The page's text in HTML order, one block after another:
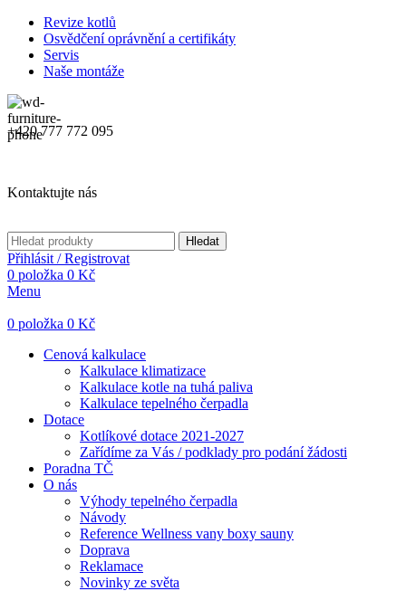
Revize kotlů
Osvědčení oprávnění a certifikáty
Servis
Naše montáže
+420 777 772 095
Kontaktujte nás
Hledat
Přihlásit / Registrovat
0 položka 0 Kč
Menu
0 položka 0 Kč
Cenová kalkulace
Kalkulace klimatizace
Kalkulace kotle na tuhá paliva
Kalkulace tepelného čerpadla
Dotace
Kotlíkové dotace 2021-2027
Zařídíme za Vás / podklady pro podání žádosti
Poradna TČ
O nás
Výhody tepelného čerpadla
Návody
Reference Wellness vany boxy sauny
Doprava
Reklamace
Novinky ze světa